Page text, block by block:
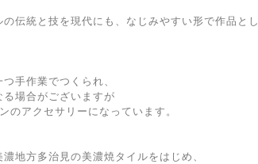
伝統と技を現代にも、なじみやすい形で作品とし
手作業でつくられ、
場合がございますが
のアクセサリーになっています。
地方多治見の美濃焼タイルをはじめ、